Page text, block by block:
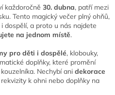
a
c
í
p
v
k
y
v
v
á
n
í
každoročně 30. dubna, patří mezi
Tento magický večer plný ohňů,
dospělí, a proto u nás najdete
na jednom místě.
pro děti i dospělé, klobouky,
doplňky, které promění
Nechybí ani dekorace
k ohni nebo doplňky na